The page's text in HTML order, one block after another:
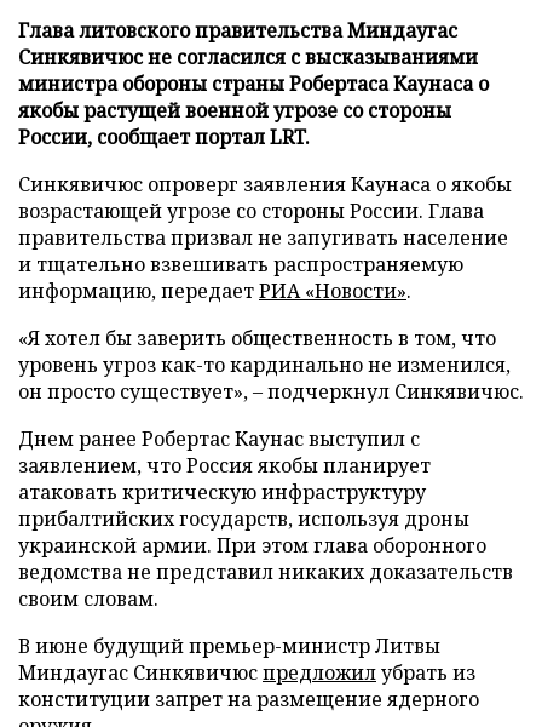
Глава литовского правительства Миндаугас
Синкявичюс не согласился с высказываниями
министра обороны страны Робертаса Каунаса о
якобы растущей военной угрозе со стороны
России, сообщает портал LRT.
Синкявичюс опроверг заявления Каунаса о якобы
возрастающей угрозе со стороны России. Глава
правительства призвал не запугивать население
и тщательно взвешивать распространяемую
информацию, передаетРИА «Новости».
«Я хотел бы заверить общественность в том, что
уровень угроз как-то кардинально не изменился,
он просто существует», – подчеркнул Синкявичюс.
Днем ранее Робертас Каунас выступил с
заявлением, что Россия якобы планирует
атаковать критическую инфраструктуру
прибалтийских государств, используя дроны
украинской армии. При этом глава оборонного
ведомства не представил никаких доказательств
своим словам.
В июне будущий премьер-министр Литвы
Миндаугас Синкявичюспредложилубрать из
конституции запрет на размещение ядерного